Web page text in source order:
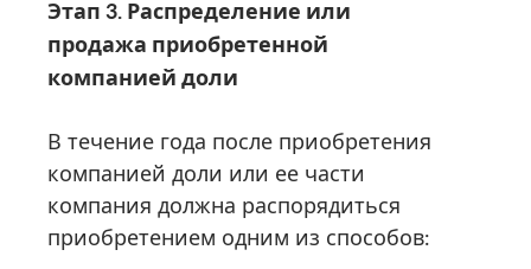
Этап 3. Распределение или
продажа приобретенной
компанией доли
В течение года после приобретения
компанией доли или ее части
компания должна распорядиться
приобретением одним из способов: